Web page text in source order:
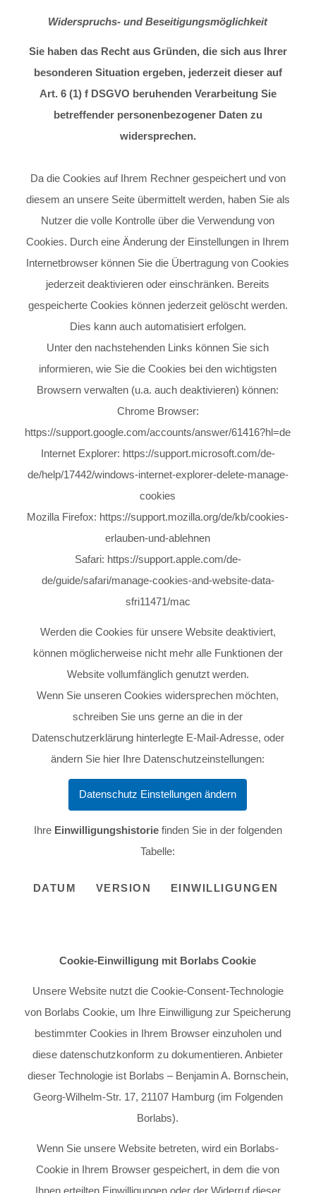
Widerspruchs- und Beseitigungsmöglichkeit
Sie haben das Recht aus Gründen, die sich aus Ihrer
besonderen Situation ergeben, jederzeit dieser auf
Art. 6 (1) f DSGVO beruhenden Verarbeitung Sie
betreffender personenbezogener Daten zu
widersprechen.
Da die Cookies auf Ihrem Rechner gespeichert und von
diesem an unsere Seite übermittelt werden, haben Sie als
Nutzer die volle Kontrolle über die Verwendung von
Cookies. Durch eine Änderung der Einstellungen in Ihrem
Internetbrowser können Sie die Übertragung von Cookies
jederzeit deaktivieren oder einschränken. Bereits
gespeicherte Cookies können jederzeit gelöscht werden.
Dies kann auch automatisiert erfolgen.
Unter den nachstehenden Links können Sie sich
informieren, wie Sie die Cookies bei den wichtigsten
Browsern verwalten (u.a. auch deaktivieren) können:
Chrome Browser:
https://support.google.com/accounts/answer/61416?hl=de
Internet Explorer: https://support.microsoft.com/de-
de/help/17442/windows-internet-explorer-delete-manage-
cookies
Mozilla Firefox: https://support.mozilla.org/de/kb/cookies-
erlauben-und-ablehnen
Safari: https://support.apple.com/de-
de/guide/safari/manage-cookies-and-website-data-
sfri11471/mac
Werden die Cookies für unsere Website deaktiviert,
können möglicherweise nicht mehr alle Funktionen der
Website vollumfänglich genutzt werden.
Wenn Sie unseren Cookies widersprechen möchten,
schreiben Sie uns gerne an die in der
Datenschutzerklärung hinterlegte E-Mail-Adresse, oder
ändern Sie hier Ihre Datenschutzeinstellungen:
Datenschutz Einstellungen ändern
Ihre Einwilligungshistoriefinden Sie in der folgenden
Tabelle:
DATUM VERSION EINWILLIGUNGEN
Cookie-Einwilligung mit Borlabs Cookie
Unsere Website nutzt die Cookie-Consent-Technologie
von Borlabs Cookie, um Ihre Einwilligung zur Speicherung
bestimmter Cookies in Ihrem Browser einzuholen und
diese datenschutzkonform zu dokumentieren. Anbieter
dieser Technologie ist Borlabs – Benjamin A. Bornschein,
Georg-Wilhelm-Str. 17, 21107 Hamburg (im Folgenden
Borlabs).
Wenn Sie unsere Website betreten, wird ein Borlabs-
Cookie in Ihrem Browser gespeichert, in dem die von
Ihnen erteilten Einwilligungen oder der Widerruf dieser